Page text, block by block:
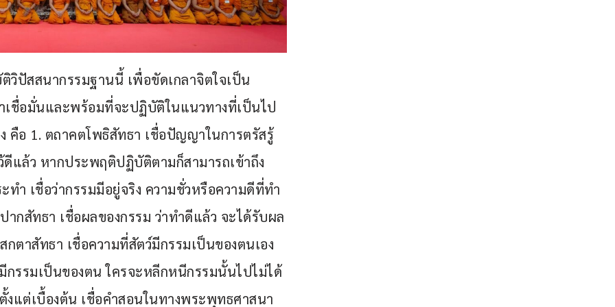
ปัสสนากรรมฐานนี้ เพื่อขัดเกลาจิตใจเป็น
ชื่อมั่นและพร้อมที่จะปฏิบัติในแนวทางที่เป็นไป
คือ 1. ตถาคตโพธิสัทธา เชื่อปัญญาในการตรัสรู้
ดีแล้ว หากประพฤติปฏิบัติตามก็สามารถเข้าถึง
ทำ เชื่อว่ากรรมมีอยู่จริง ความชั่วหรือความดีที่ทำ
กสัทธา เชื่อผลของกรรม ว่าทำดีแล้ว จะได้รับผล
ตาสัทธา เชื่อความที่สัตว์มีกรรมเป็นของตนเอง
รรมเป็นของตน ใครจะหลีกหนีกรรมนั้นไปไม่ได้
แต่เบื้องต้น เชื่อคำสอนในทางพระพุทธศาสนา